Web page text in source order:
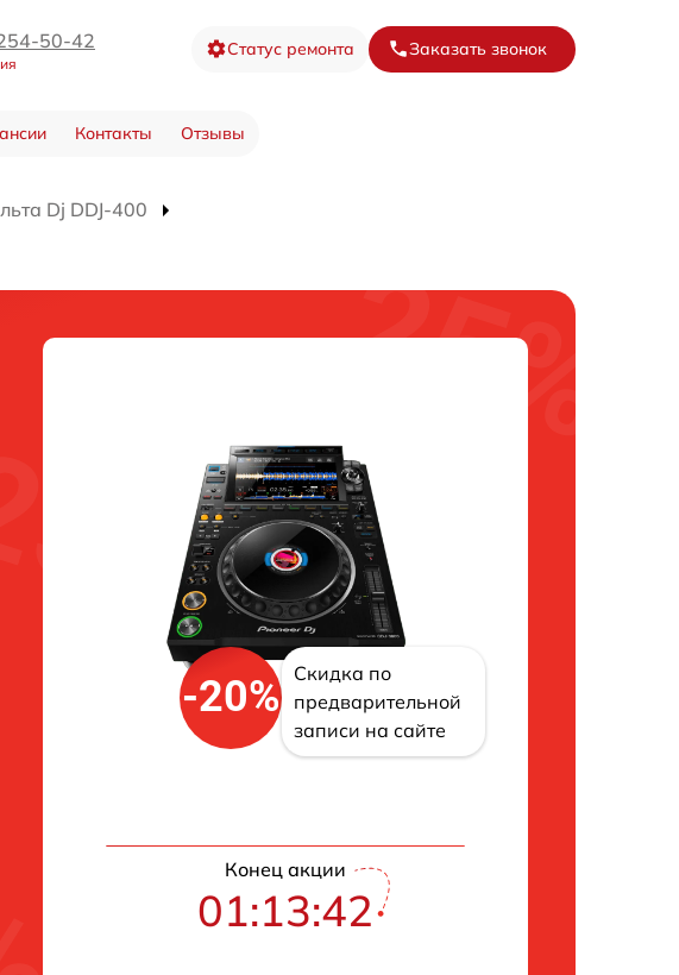
50-42 Статус ремонта Заказать звонок
Контакты Отзывы
Dj DDJ-400
-20%
Скидка по
предварительной
записи на сайте
Конец акции
01:13:42